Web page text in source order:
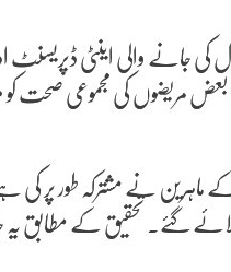
جانے والی اینٹی ڈپریسنٹ
مریضوں کی مجموعی صحت کو